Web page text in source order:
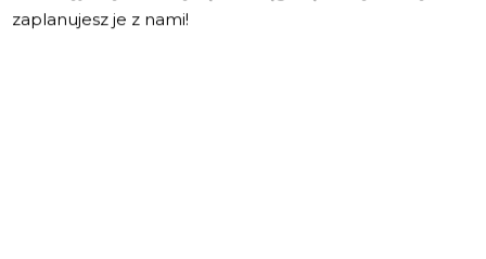
zaplanujesz je z nami!